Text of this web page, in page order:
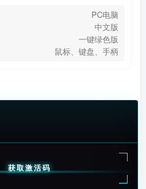
PC电脑
中文版
一键绿色版
鼠标、键盘、手柄
获取激活码